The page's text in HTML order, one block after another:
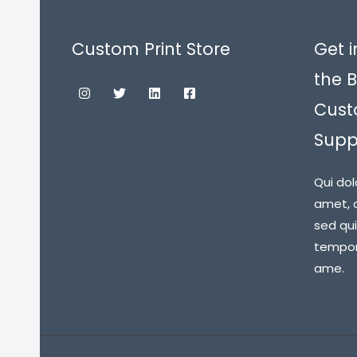
Custom Print Store
Get
the
Qui
amet,
sed
ame.